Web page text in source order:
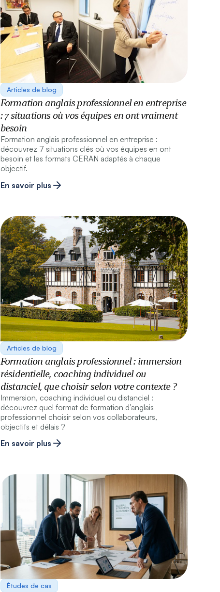
Articles de blog
Formation anglais professionnel en entreprise
: 7 situations où vos équipes en ont vraiment
besoin
Formation anglais professionnel en entreprise :
découvrez 7 situations clés où vos équipes en ont
besoin et les formats CERAN adaptés à chaque
objectif.
En savoir plus
Articles de blog
Formation anglais professionnel : immersion
résidentielle, coaching individuel ou
distanciel, que choisir selon votre contexte ?
Immersion, coaching individuel ou distanciel :
découvrez quel format de formation d’anglais
professionnel choisir selon vos collaborateurs,
objectifs et délais ?
En savoir plus
Études de cas